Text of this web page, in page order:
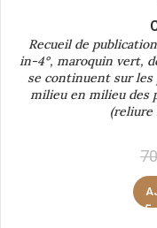
Recueil de
in-4°, maroquin vert,
se continuent sur
milieu en milieu des
(reliure